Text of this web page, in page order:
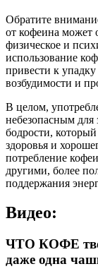
Обратите
от кофеина может
физическое и
использование
привести к
возбудимости и
В целом,
небезопасным для
бодрости,
здоровья и
потребление
другими, более
поддержания
Видео:
ЧТО КОФЕ
даже одна